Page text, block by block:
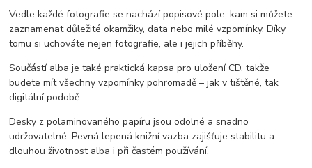
Vedle každé fotografie se nachází popisové pole, kam si můžete
zaznamenat důležité okamžiky, data nebo milé vzpomínky. Díky
tomu si uchováte nejen fotografie, ale i jejich příběhy.
Součástí alba je také praktická kapsa pro uložení CD, takže
budete mít všechny vzpomínky pohromadě – jak v tištěné, tak
digitální podobě.
Desky z polaminovaného papíru jsou odolné a snadno
udržovatelné. Pevná lepená knižní vazba zajišťuje stabilitu a
dlouhou životnost alba i při častém používání.